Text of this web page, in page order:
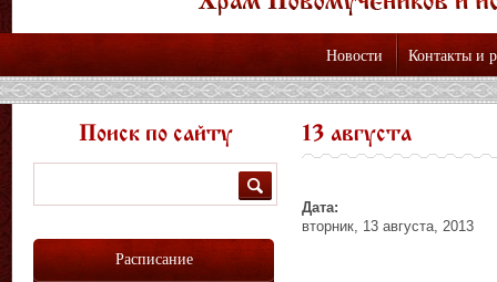
Новости Контакты и
13 августа
Дата:
вторник, 13 августа, 2013
Поиск по сайту
Расписание